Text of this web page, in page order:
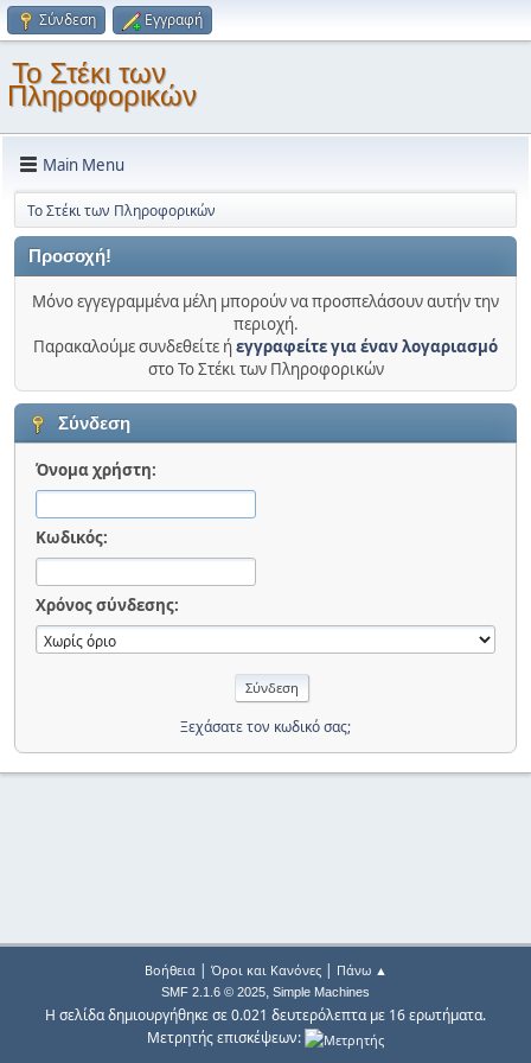
Σύνδεση Εγγραφή
Το Στέκι των
Πληροφορικών
Main Menu
Το Στέκι των Πληροφορικών
Προσοχή!
Μόνο εγγεγραμμένα μέλη μπορούν να προσπελάσουν αυτήν την
περιοχή.
Παρακαλούμε συνδεθείτε ήεγγραφείτε για έναν λογαριασμό
στο Το Στέκι των Πληροφορικών
Σύνδεση
Όνομα χρήστη:
Κωδικός:
Χρόνος σύνδεσης:
Ξεχάσατε τον κωδικό σας;
Βοήθεια| Όροι και Κανόνες| Πάνω ▲
SMF 2.1.6 © 2025, Simple Machines
Η σελίδα δημιουργήθηκε σε 0.021 δευτερόλεπτα με 16 ερωτήματα.
Μετρητής επισκέψεων: